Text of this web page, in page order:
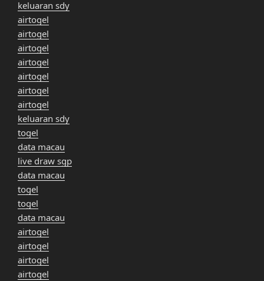
keluaran sdy
airtogel
airtogel
airtogel
airtogel
airtogel
airtogel
airtogel
keluaran sdy
togel
data macau
live draw sgp
data macau
togel
togel
data macau
airtogel
airtogel
airtogel
airtogel